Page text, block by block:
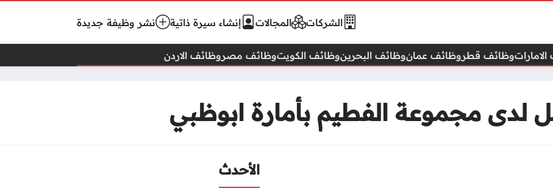
الشركات المجالات إنشاء سيرة ذاتية نشر وظيفة جديدة
وظائف قطروظائف عمانوظائف البحرينوظائف الكويتوظائف مصروظائف الاردن
مجموعة الفطيم بأمارة ابوظبي
الأحدث